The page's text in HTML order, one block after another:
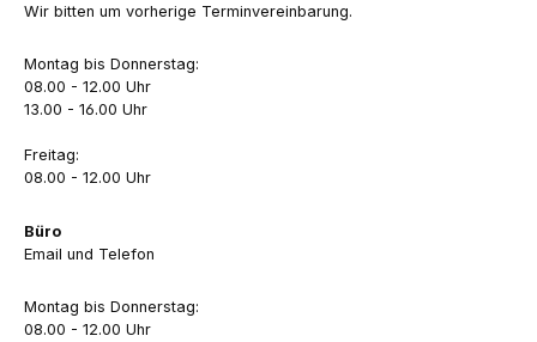
Wir bitten um vorherige Terminvereinbarung.
Montag bis Donnerstag:
08.00 - 12.00 Uhr
13.00 - 16.00 Uhr
Freitag:
08.00 - 12.00 Uhr
Büro
Email und Telefon
Montag bis Donnerstag:
08.00 - 12.00 Uhr